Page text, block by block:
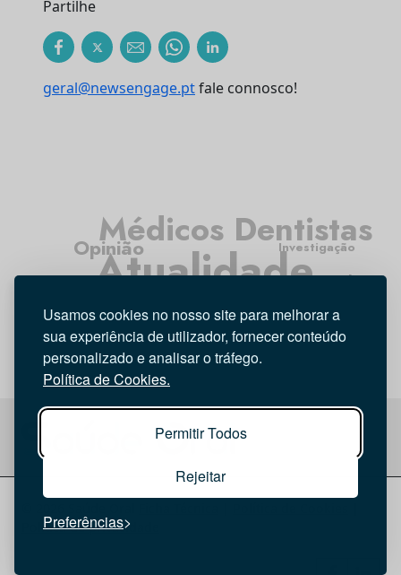
Usamos cookies no nosso site para melhorar a
sua experiência de utilizador, fornecer conteúdo
personalizado e analisar o tráfego.
Política de Cookies.
Permitir Todos
Rejeitar
Preferências
Partilhe
geral@newsengage.ptfale connosco!
Atualidade
Médicos Dentistas
Higiene Oral
Entrevista
Opinião
Tecnologia
Investigação
Política de privacidade